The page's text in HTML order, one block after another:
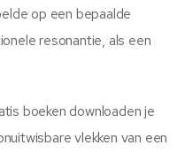
op een bepaalde
resonantie, als een
boeken downloaden je
vlekken van een